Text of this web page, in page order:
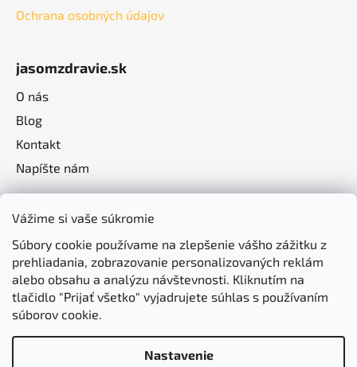
Vážime si vaše súkromie
Súbory cookie používame na zlepšenie vášho zážitku z
prehliadania, zobrazovanie personalizovaných reklám
alebo obsahu a analýzu návštevnosti. Kliknutím na
tlačidlo "Prijať všetko" vyjadrujete súhlas s používaním
súborov cookie.
Nastavenie
Ochrana osobných údajov
jasomzdravie.sk
O nás
Blog
Kontakt
Napíšte nám